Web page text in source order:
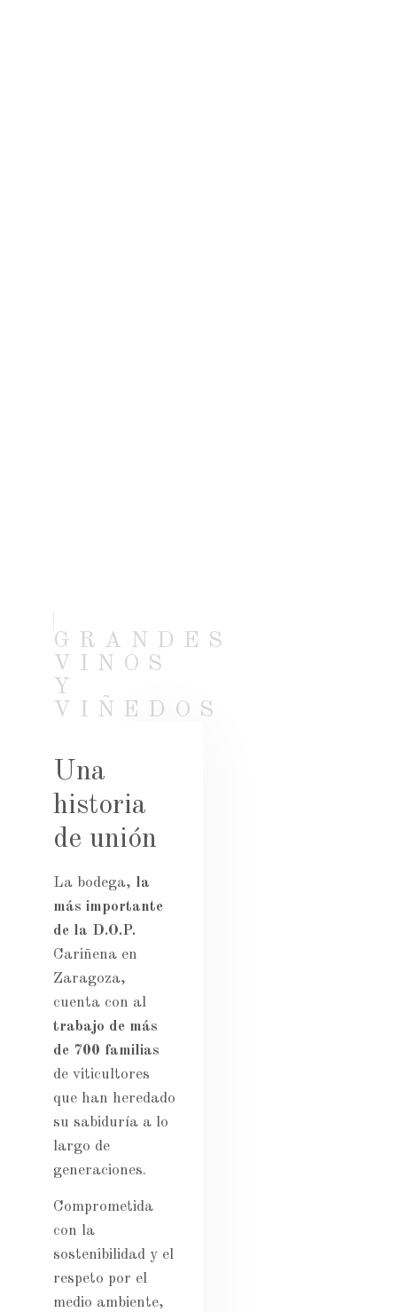
GRANDES
VINOS
Y
VIÑEDOS
Una
historia
de unión
La bodega, la
más importante
de la D.O.P.
Cariñena en
Zaragoza,
cuenta con al
trabajo de más
de 700 familias
de viticultores
que han heredado
su sabiduría a lo
largo de
generaciones.
Comprometida
con la
sostenibilidad y el
respeto por el
medio ambiente,